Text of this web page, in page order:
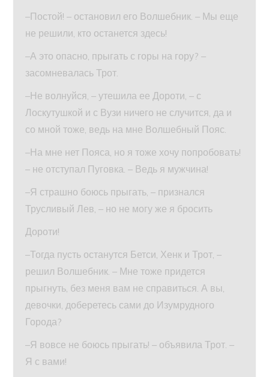
–Постой! – остановил его Волшебник. – Мы еще
не решили, кто останется здесь!
–А это опасно, прыгать с горы на гору? –
засомневалась Трот.
–Не волнуйся, – утешила ее Дороти, – с
Лоскутушкой и с Вузи ничего не случится, да и
со мной тоже, ведь на мне Волшебный Пояс.
–На мне нет Пояса, но я тоже хочу попробовать!
– не отступал Пуговка. – Ведь я мужчина!
–Я страшно боюсь прыгать, – признался
Трусливый Лев, – но не могу же я бросить
Дороти!
–Тогда пусть останутся Бетси, Хенк и Трот, –
решил Волшебник. – Мне тоже придется
прыгнуть, без меня вам не справиться. А вы,
девочки, доберетесь сами до Изумрудного
Города?
–Я вовсе не боюсь прыгать! – объявила Трот. –
Я с вами!